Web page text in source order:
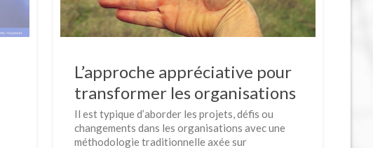
L’approche appréciative pour
transformer les organisations
Il est typique d’aborder les projets, défis ou
changements dans les organisations avec une
méthodologie traditionnelle axée sur